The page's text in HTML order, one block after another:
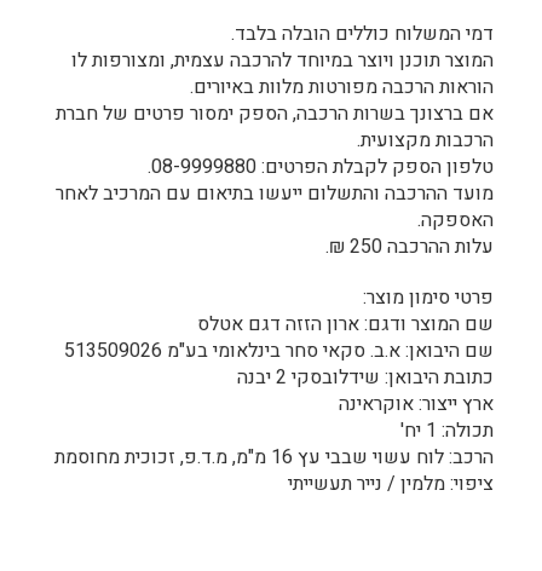
דמי המשלוח כוללים הובלה בלבד.
המוצר תוכנן ויוצר במיוחד להרכבה עצמית, ומצורפות לו
הוראות הרכבה מפורטות מלוות באיורים.
אם ברצונך בשרות הרכבה, הספק ימסור פרטים של חברת
הרכבות מקצועית.
טלפון הספק לקבלת הפרטים: 08-9999880.
מועד ההרכבה והתשלום ייעשו בתיאום עם המרכיב לאחר
האספקה.
עלות ההרכבה 250 ₪.
פרטי סימון מוצר:
שם המוצר ודגם: ארון הזזה דגם אטלס
שם היבואן: א.ב. סקאי סחר בינלאומי בע"מ 513509026
כתובת היבואן: שידלובסקי 2 יבנה
ארץ ייצור: אוקראינה
תכולה: 1 יח'
הרכב: לוח עשוי שבבי עץ 16 מ"מ, מ.ד.פ, זכוכית מחוסמת
ציפוי: מלמין / נייר תעשייתי